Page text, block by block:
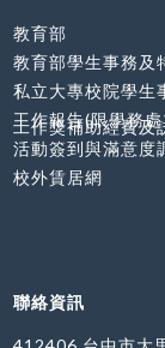
教育部
教育部學生事務及
私立大專校院學生
工作獎補助經費及
工作報告(限學務
活動簽到與滿意度
校外賃居網
聯絡資訊